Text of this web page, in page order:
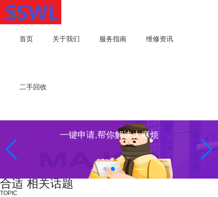
首页 关于我们 服务指南 维修资讯
二手回收
一键申请,帮你解决大麻烦
合适 相关话题
TOPIC